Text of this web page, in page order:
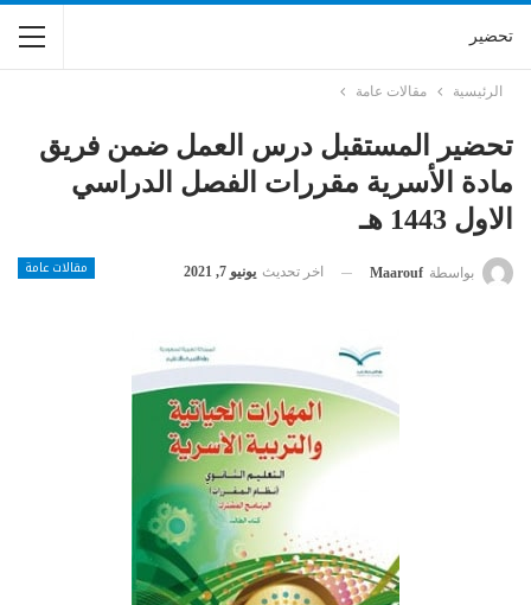
تحضير
الرئيسية مقالات عامة
تحضير المستقبل درس العمل ضمن فريق
مادة الأسرية مقررات الفصل الدراسي
الاول 1443 هـ
مقالات عامة بواسطة Maarouf اخر تحديث يونيو 7, 2021